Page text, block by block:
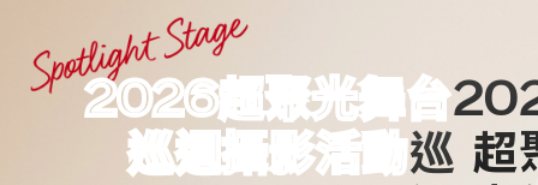
2026超聚光舞台
巡迴攝影活動